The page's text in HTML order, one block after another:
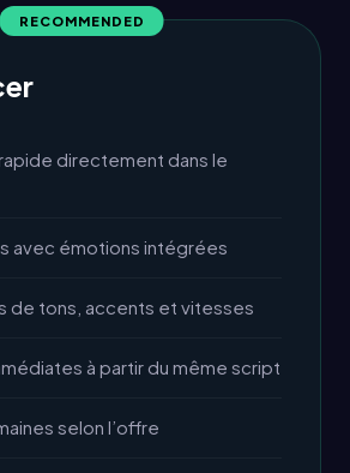
directement dans le
avec émotions intégrées
de tons, accents et vitesses
à partir du même script
selon l’offre